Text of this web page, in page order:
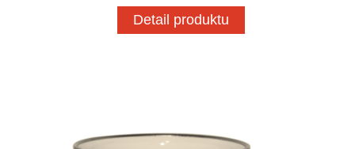
Detail produktu